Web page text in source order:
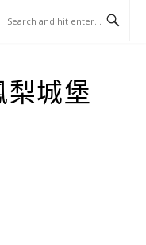
梨城堡